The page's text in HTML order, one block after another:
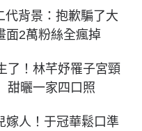
代背景：抱歉騙了大
面2萬粉絲全瘋掉
了！林芊妤罹子宮頸
曬一家四口照
嫁人！于冠華鬆口準